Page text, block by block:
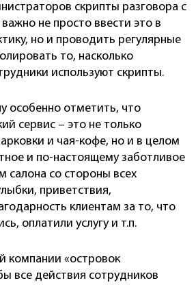
скрипты разговора с
не просто ввести это в
но и проводить регулярные
то, насколько
используют скрипты.
особенно отметить, что
сервис – это не только
и чая-кофе, но и в целом
и по-настоящему заботливое
салона со стороны всех
приветствия,
клиентам за то, что
оплатили услугу и т.п.
компании «островок
все действия сотрудников